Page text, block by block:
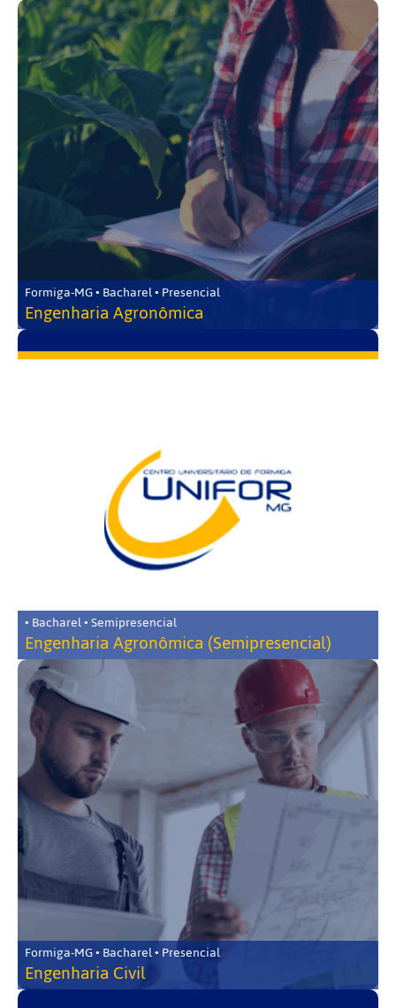
Formiga-MG • Bacharel • Presencial
Engenharia Agronômica
• Bacharel • Semipresencial
Engenharia Agronômica (Semipresencial)
Formiga-MG • Bacharel • Presencial
Engenharia Civil